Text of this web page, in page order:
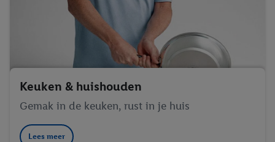
Keuken & huishouden
Gemak in de keuken, rust in je huis
Lees meer